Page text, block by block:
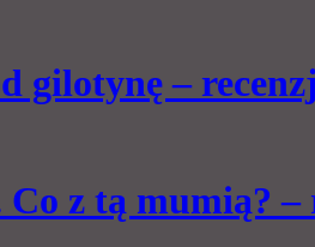
gilotynę –
z tą mumią? –